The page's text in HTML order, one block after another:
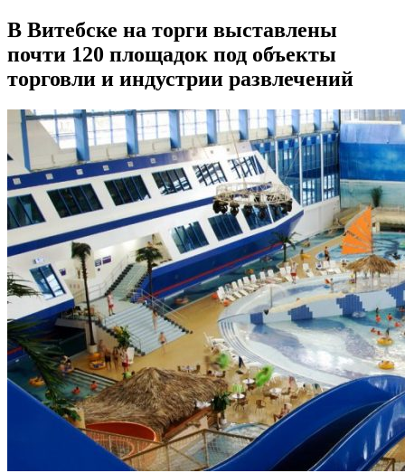
В Витебске на торги выставлены
почти 120 площадок под объекты
торговли и индустрии развлечений